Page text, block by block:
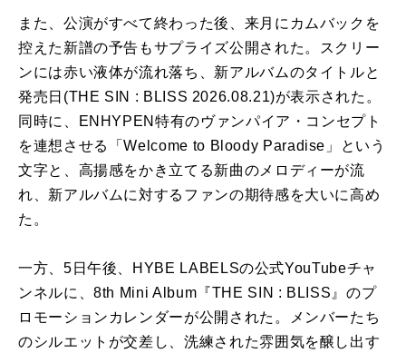
また、公演がすべて終わった後、来月にカムバックを
控えた新譜の予告もサプライズ公開された。スクリー
ンには赤い液体が流れ落ち、新アルバムのタイトルと
発売日(THE SIN : BLISS 2026.08.21)が表示された。
同時に、ENHYPEN特有のヴァンパイア・コンセプト
を連想させる「Welcome to Bloody Paradise」という
文字と、高揚感をかき立てる新曲のメロディーが流
れ、新アルバムに対するファンの期待感を大いに高め
た。
一方、5日午後、HYBE LABELSの公式YouTubeチャ
ンネルに、8th Mini Album『THE SIN : BLISS』のプ
ロモーションカレンダーが公開された。メンバーたち
のシルエットが交差し、洗練された雰囲気を醸し出す